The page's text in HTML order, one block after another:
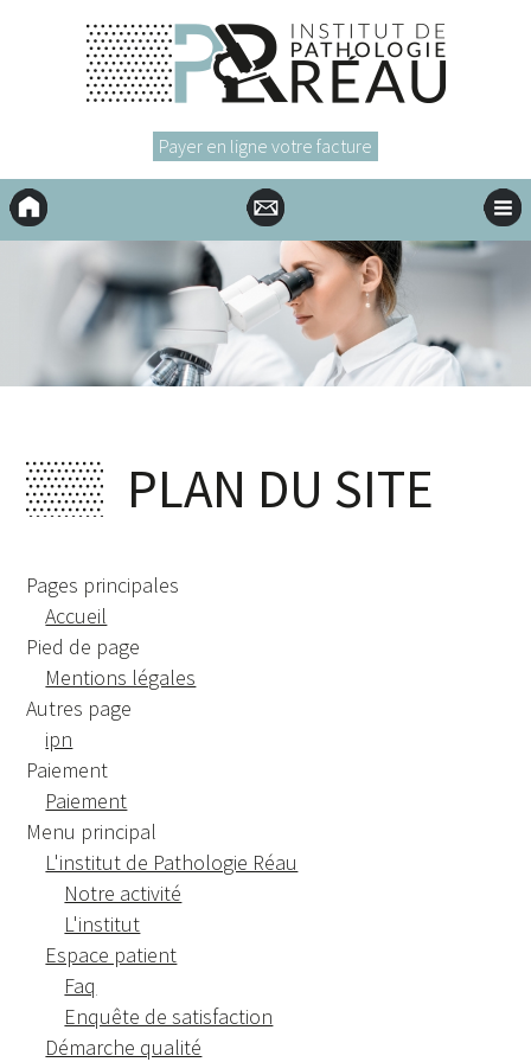
Payer en ligne votre facture
Contact
PLAN DU SITE
Pages principales
Accueil
Pied de page
Mentions légales
Autres page
ipn
Paiement
Paiement
Menu principal
L'institut de Pathologie Réau
Notre activité
L'institut
Espace patient
Faq
Enquête de satisfaction
Démarche qualité